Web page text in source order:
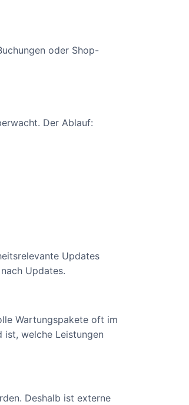
oder Shop-
Der Ablauf:
Updates
Updates.
Wartungspakete oft im
ist, welche Leistungen
Deshalb ist externe